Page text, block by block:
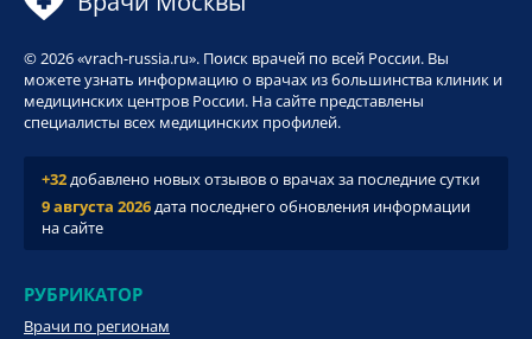
© 2026 «vrach-russia.ru». Поиск врачей по всей России. Вы
можете узнать информацию о врачах из большинства клиник и
медицинских центров России. На сайте представлены
специалисты всех медицинских профилей.
+32добавлено новых отзывов о врачах за последние сутки
9 августа 2026дата последнего обновления информации
на сайте
РУБРИКАТОР
Врачи по регионам